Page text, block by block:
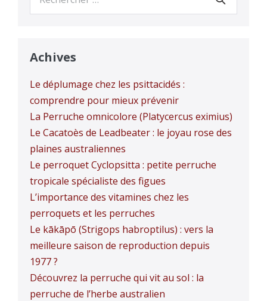
pour :
Achives
Le déplumage chez les psittacidés :
comprendre pour mieux prévenir
La Perruche omnicolore (Platycercus eximius)
Le Cacatoès de Leadbeater : le joyau rose des
plaines australiennes
Le perroquet Cyclopsitta : petite perruche
tropicale spécialiste des figues
L’importance des vitamines chez les
perroquets et les perruches
Le kākāpō (Strigops habroptilus) : vers la
meilleure saison de reproduction depuis
1977 ?
Découvrez la perruche qui vit au sol : la
perruche de l’herbe australien